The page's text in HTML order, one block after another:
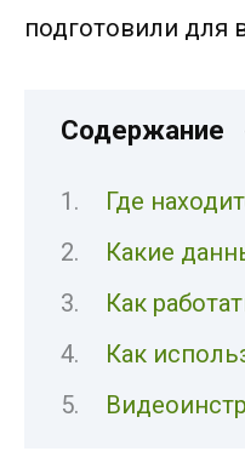
подготовили для
Содержание
Где
Какие
Как
Как